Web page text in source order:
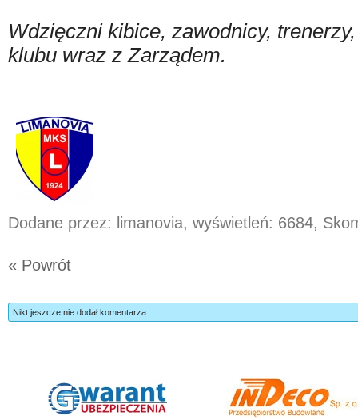
Wdzięczni kibice, zawodnicy, trenerzy,
klubu wraz z Zarządem.
Dodane przez: limanovia, wyświetleń: 6684,
« Powrót
Nikt jeszcze nie dodał komentarza.